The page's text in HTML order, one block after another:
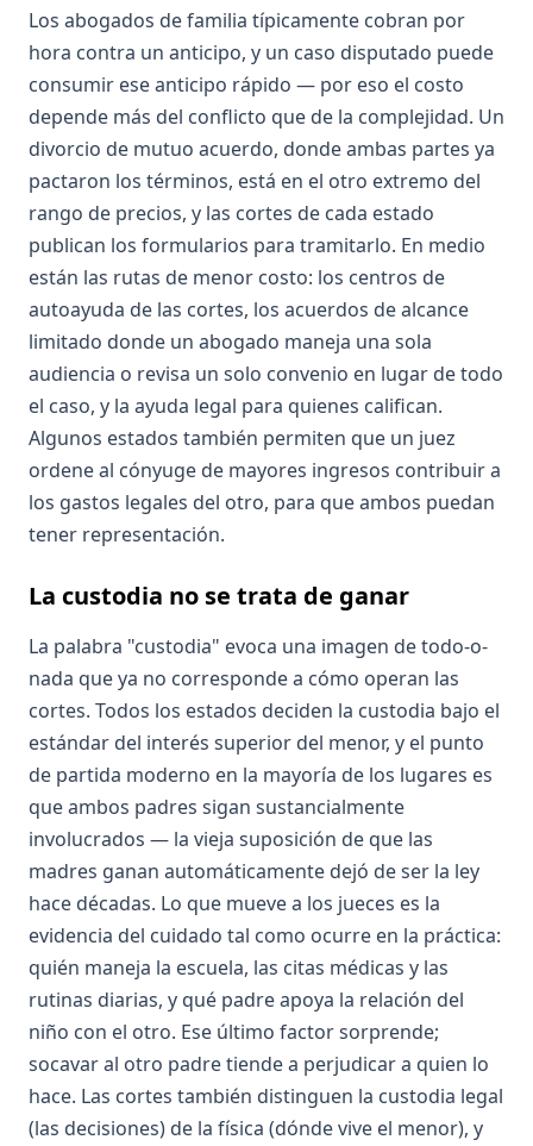
Los abogados de familia típicamente cobran por
hora contra un anticipo, y un caso disputado puede
consumir ese anticipo rápido — por eso el costo
depende más del conflicto que de la complejidad. Un
divorcio de mutuo acuerdo, donde ambas partes ya
pactaron los términos, está en el otro extremo del
rango de precios, y las cortes de cada estado
publican los formularios para tramitarlo. En medio
están las rutas de menor costo: los centros de
autoayuda de las cortes, los acuerdos de alcance
limitado donde un abogado maneja una sola
audiencia o revisa un solo convenio en lugar de todo
el caso, y la ayuda legal para quienes califican.
Algunos estados también permiten que un juez
ordene al cónyuge de mayores ingresos contribuir a
los gastos legales del otro, para que ambos puedan
tener representación.
La custodia no se trata de ganar
La palabra "custodia" evoca una imagen de todo-o-
nada que ya no corresponde a cómo operan las
cortes. Todos los estados deciden la custodia bajo el
estándar del interés superior del menor, y el punto
de partida moderno en la mayoría de los lugares es
que ambos padres sigan sustancialmente
involucrados — la vieja suposición de que las
madres ganan automáticamente dejó de ser la ley
hace décadas. Lo que mueve a los jueces es la
evidencia del cuidado tal como ocurre en la práctica:
quién maneja la escuela, las citas médicas y las
rutinas diarias, y qué padre apoya la relación del
niño con el otro. Ese último factor sorprende;
socavar al otro padre tiende a perjudicar a quien lo
hace. Las cortes también distinguen la custodia legal
(las decisiones) de la física (dónde vive el menor), y